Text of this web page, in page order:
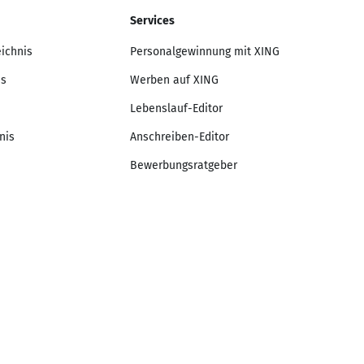
Services
Personalgewinnung mit XING
Werben auf XING
Lebenslauf-Editor
Anschreiben-Editor
Bewerbungsratgeber